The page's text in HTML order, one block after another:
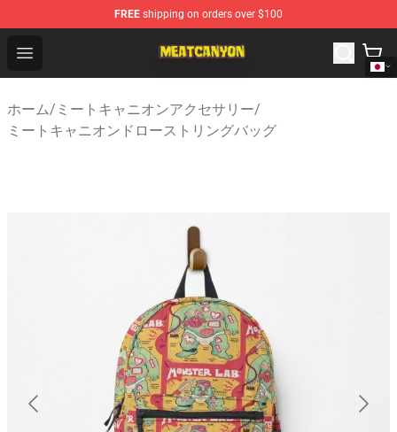
FREE shipping on orders over $100
Open menu
MeatCanyon Shop - Official MeatCanyon Merchandise
ホーム/ ミートキャニオンアクセサリー/
ミートキャニオンドローストリングバッグ